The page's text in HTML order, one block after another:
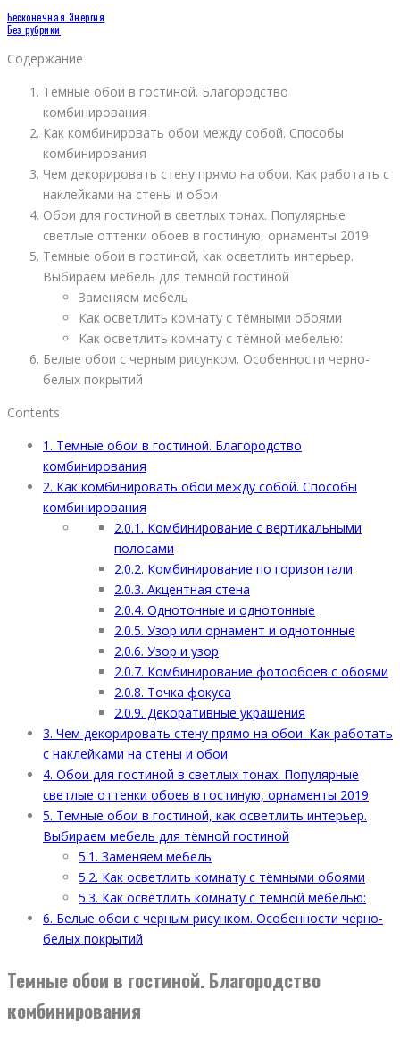
Бесконечная Энергия
Без рубрики
Содержание
Темные обои в гостиной. Благородство
комбинирования
Как комбинировать обои между собой. Способы
комбинирования
Чем декорировать стену прямо на обои. Как работать с
наклейками на стены и обои
Обои для гостиной в светлых тонах. Популярные
светлые оттенки обоев в гостиную, орнаменты 2019
Темные обои в гостиной, как осветлить интерьер.
Выбираем мебель для тёмной гостиной
Заменяем мебель
Как осветлить комнату с тёмными обоями
Как осветлить комнату с тёмной мебелью:
Белые обои с черным рисунком. Особенности черно-
белых покрытий
Contents
1. Темные обои в гостиной. Благородство
комбинирования
2. Как комбинировать обои между собой. Способы
комбинирования
2.0.1. Комбинирование с вертикальными
полосами
2.0.2. Комбинирование по горизонтали
2.0.3. Акцентная стена
2.0.4. Однотонные и однотонные
2.0.5. Узор или орнамент и однотонные
2.0.6. Узор и узор
2.0.7. Комбинирование фотообоев с обоями
2.0.8. Точка фокуса
2.0.9. Декоративные украшения
3. Чем декорировать стену прямо на обои. Как работать
с наклейками на стены и обои
4. Обои для гостиной в светлых тонах. Популярные
светлые оттенки обоев в гостиную, орнаменты 2019
5. Темные обои в гостиной, как осветлить интерьер.
Выбираем мебель для тёмной гостиной
5.1. Заменяем мебель
5.2. Как осветлить комнату с тёмными обоями
5.3. Как осветлить комнату с тёмной мебелью:
6. Белые обои с черным рисунком. Особенности черно-
белых покрытий
Темные обои в гостиной. Благородство
комбинирования